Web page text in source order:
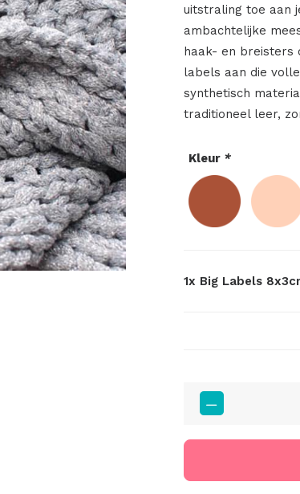
uitstraling toe aan
ambachtelijke
haak- en breisters
labels aan die
synthetisch
traditioneel leer,
Kleur *
1x Big Labels
Big
Labels
aantal